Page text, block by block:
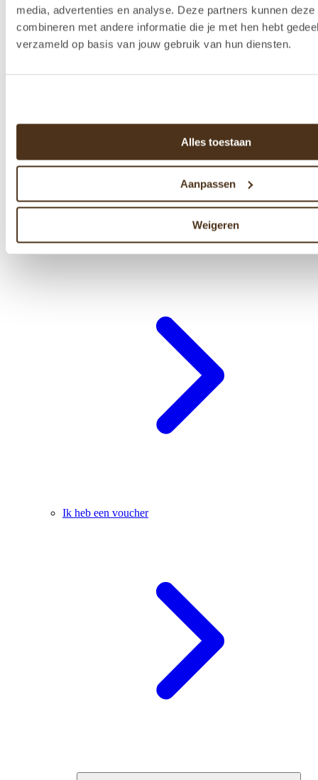
media, advertenties en analyse. Deze partners kunnen deze
combineren met andere informatie die je met hen hebt
verzameld op basis van jouw gebruik van hun diensten.
Alles toestaan
Aanpassen
Weigeren
Cadeaubon
Ik heb een voucher